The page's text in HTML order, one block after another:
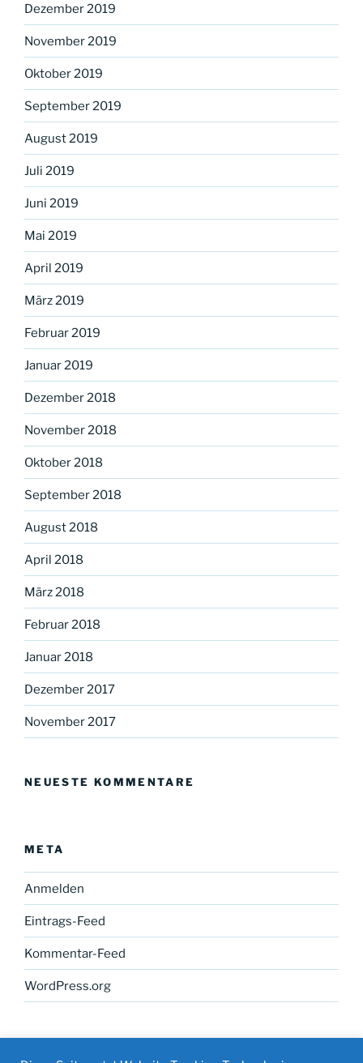
Dezember 2019
November 2019
Oktober 2019
September 2019
August 2019
Juli 2019
Juni 2019
Mai 2019
April 2019
März 2019
Februar 2019
Januar 2019
Dezember 2018
November 2018
Oktober 2018
September 2018
August 2018
April 2018
März 2018
Februar 2018
Januar 2018
Dezember 2017
November 2017
NEUESTE KOMMENTARE
META
Anmelden
Eintrags-Feed
Kommentar-Feed
WordPress.org